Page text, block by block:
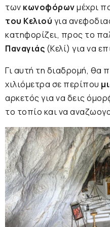
των κωνοφόρωνμέχρι
του Κελιού για
κατηφορίζει, προς το
Παναγιάς (Κελί) για να
Γι αυτή τη διαδρομή, θα
χιλιόμετρα σε περίπου
αρκετός για να δεις
το τοπίο και να